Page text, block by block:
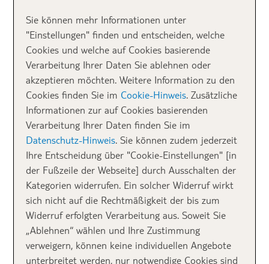
starten!
Inhalt
1. Für Naturliebhaber
– Silvester an der
Müritz
DasMaremüritz Yachthafen Resortliegt mitten im
Herzen der Mecklenburgischen Seenplatte. Die
hochwertigen Appartements liegen direkt am Wasser
Sie können mehr Informationen unter
"Einstellungen" finden und entscheiden, welche
Cookies und welche auf Cookies basierende
Verarbeitung Ihrer Daten Sie ablehnen oder
akzeptieren möchten. Weitere Information zu den
Cookies finden Sie im Cookie-Hinweis. Zusätzliche
Informationen zur auf Cookies basierenden
Verarbeitung Ihrer Daten finden Sie im
Datenschutz-Hinweis. Sie können zudem jederzeit
Ihre Entscheidung über "Cookie-Einstellungen" [in
der Fußzeile der Webseite] durch Ausschalten der
Kategorien widerrufen. Ein solcher Widerruf wirkt
sich nicht auf die Rechtmäßigkeit der bis zum
Widerruf erfolgten Verarbeitung aus. Soweit Sie
„Ablehnen“ wählen und Ihre Zustimmung
verweigern, können keine individuellen Angebote
unterbreitet werden, nur notwendige Cookies sind